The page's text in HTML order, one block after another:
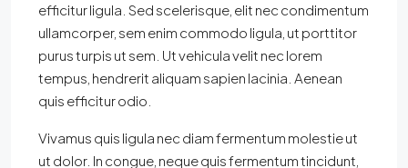
efficitur ligula. Sed scelerisque, elit nec condimentum
ullamcorper, sem enim commodo ligula, ut porttitor
purus turpis ut sem. Ut vehicula velit nec lorem
tempus, hendrerit aliquam sapien lacinia. Aenean
quis efficitur odio.
Vivamus quis ligula nec diam fermentum molestie ut
ut dolor. In congue, neque quis fermentum tincidunt,